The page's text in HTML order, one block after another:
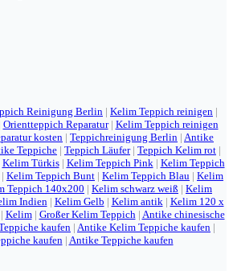
Reinigung Berlin | Kelim Teppich reinigen |
Orientteppich Reparatur| Kelim Teppich reinigen
kosten | Teppichreinigung Berlin | Antike
Teppiche | Teppich Läufer| Teppich Kelim rot |
Kelim Türkis| Kelim Teppich Pink | Kelim Teppich
| Kelim Teppich Bunt | Kelim Teppich Blau | Kelim
Teppich 140x200 | Kelim schwarz weiß | Kelim
Indien | Kelim Gelb | Kelim antik | Kelim 120 x
Kelim| Großer Kelim Teppich | Antike chinesische
kaufen | Antike Kelim Teppiche kaufen |
kaufen | Antike Teppiche kaufen